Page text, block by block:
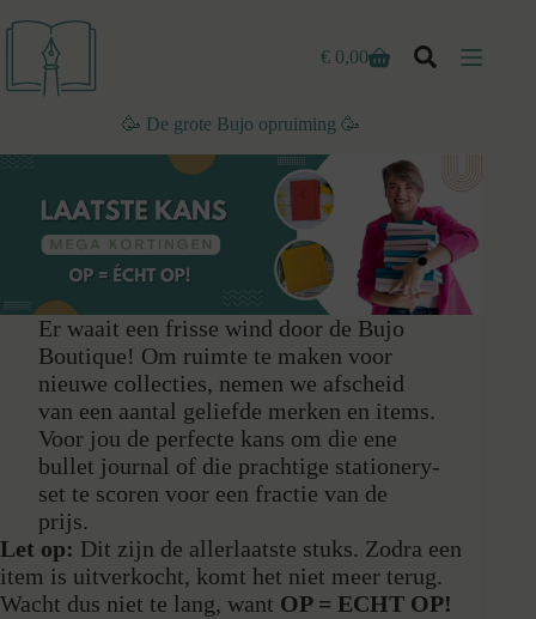
naar
inhoud
Winkelwagen
€ 0,00
🥳 De grote Bujo opruiming 🥳
Er waait een frisse wind door de Bujo
Boutique! Om ruimte te maken voor
nieuwe collecties, nemen we afscheid
van een aantal geliefde merken en items.
Voor jou de perfecte kans om die ene
bullet journal of die prachtige stationery-
set te scoren voor een fractie van de
prijs.
Let op: Dit zijn de allerlaatste stuks. Zodra een
item is uitverkocht, komt het niet meer terug.
Wacht dus niet te lang, want OP = ECHT OP!